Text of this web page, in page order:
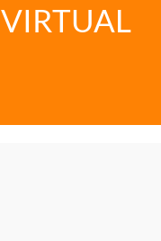
VIRTUAL